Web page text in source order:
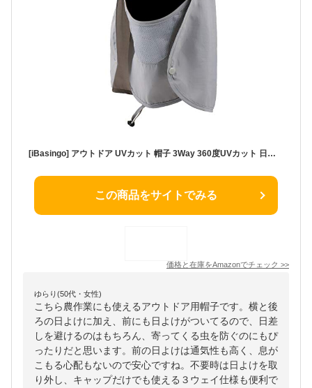
[iBasingo] アウトドア UVカット 帽子 3Way 360度UVカット 日除け 折りたたみ可能 紫外線対策 花粉対策 取り外し可能 フェイスカバー スポーツ 登山 農作業 ガーデニング キャップ ランニング 釣り メンズレディース兼用 ライトグレー BVH19
この商品をサイトでみる
価格と在庫をAmazonでチェック >>
ゆらり(50代・女性)
こちら農作業にも使えるアウトドア用帽子です。横と後
ろの日よけに加え、前にも日よけがついてるので、日差
しを避けるのはもちろん、寄ってくる虫を防ぐのにもぴ
ったりだと思います。前の日よけは通気性も高く、息が
こもる心配もないので安心ですね。不要時は日よけを取
り外し、キャップだけでも使える３ウェイ仕様も便利で